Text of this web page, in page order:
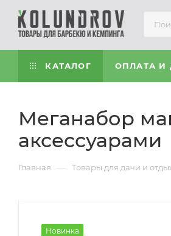
КАТАЛОГ ОПЛАТА И
Меганабор
аксессуарами
Главная — Товары для дачи и
Новинка